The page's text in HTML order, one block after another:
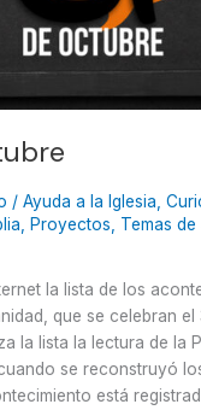
/Ayuda a la Iglesia ,
Proyectos Temas
la lista de los
que se celebran el
la lista la lectura de la
se reconstruyó
está